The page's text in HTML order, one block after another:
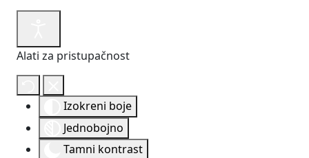
Alati za pristupačnost
Izokreni boje
Jednobojno
Tamni kontrast